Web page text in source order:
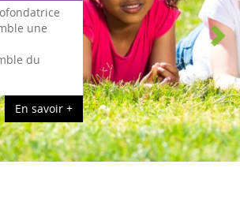
une
du
En savoir +